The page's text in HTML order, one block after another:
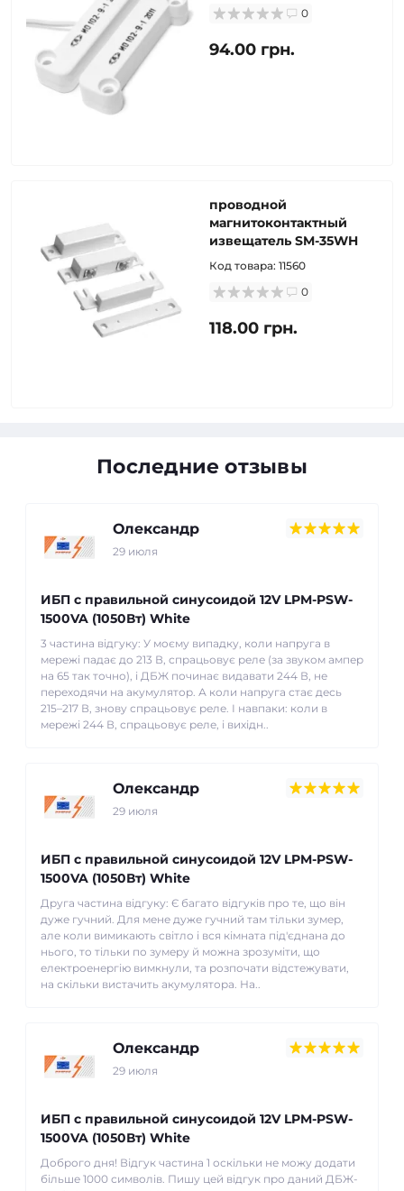
0
94.00 грн.
проводной
магнитоконтактный
извещатель SM-35WH
Код товара: 11560
0
118.00 грн.
Последние отзывы
Олександр
29 июля
ИБП с правильной синусоидой 12V LPM-PSW-
1500VA (1050Вт) White
3 частина відгуку: У моєму випадку, коли напруга в
мережі падає до 213 В, спрацьовує реле (за звуком ампер
на 65 так точно), і ДБЖ починає видавати 244 В, не
переходячи на акумулятор. А коли напруга стає десь
215–217 В, знову спрацьовує реле. І навпаки: коли в
мережі 244 В, спрацьовує реле, і вихідн..
Олександр
29 июля
ИБП с правильной синусоидой 12V LPM-PSW-
1500VA (1050Вт) White
Друга частина відгуку: Є багато відгуків про те, що він
дуже гучний. Для мене дуже гучний там тільки зумер,
але коли вимикають світло і вся кімната під'єднана до
нього, то тільки по зумеру й можна зрозуміти, що
електроенергію вимкнули, та розпочати відстежувати,
на скільки вистачить акумулятора. На..
Олександр
29 июля
ИБП с правильной синусоидой 12V LPM-PSW-
1500VA (1050Вт) White
Доброго дня! Відгук частина 1 оскільки не можу додати
більше 1000 символів. Пишу цей відгук про даний ДБЖ-